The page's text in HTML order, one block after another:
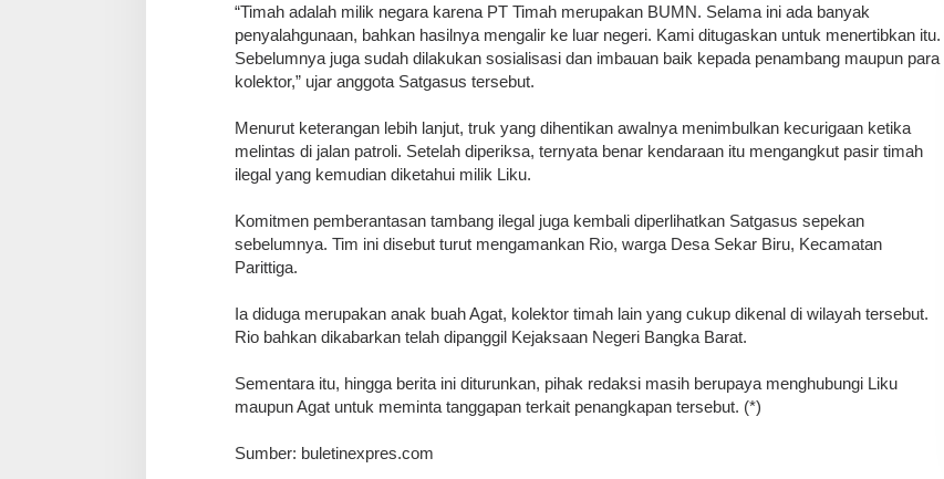
“Timah adalah milik negara karena PT Timah merupakan BUMN. Selama ini ada banyak
penyalahgunaan, bahkan hasilnya mengalir ke luar negeri. Kami ditugaskan untuk menertibkan itu.
Sebelumnya juga sudah dilakukan sosialisasi dan imbauan baik kepada penambang maupun para
kolektor,” ujar anggota Satgasus tersebut.
Menurut keterangan lebih lanjut, truk yang dihentikan awalnya menimbulkan kecurigaan ketika
melintas di jalan patroli. Setelah diperiksa, ternyata benar kendaraan itu mengangkut pasir timah
ilegal yang kemudian diketahui milik Liku.
Komitmen pemberantasan tambang ilegal juga kembali diperlihatkan Satgasus sepekan
sebelumnya. Tim ini disebut turut mengamankan Rio, warga Desa Sekar Biru, Kecamatan
Parittiga.
Ia diduga merupakan anak buah Agat, kolektor timah lain yang cukup dikenal di wilayah tersebut.
Rio bahkan dikabarkan telah dipanggil Kejaksaan Negeri Bangka Barat.
Sementara itu, hingga berita ini diturunkan, pihak redaksi masih berupaya menghubungi Liku
maupun Agat untuk meminta tanggapan terkait penangkapan tersebut. (*)
Sumber: buletinexpres.com